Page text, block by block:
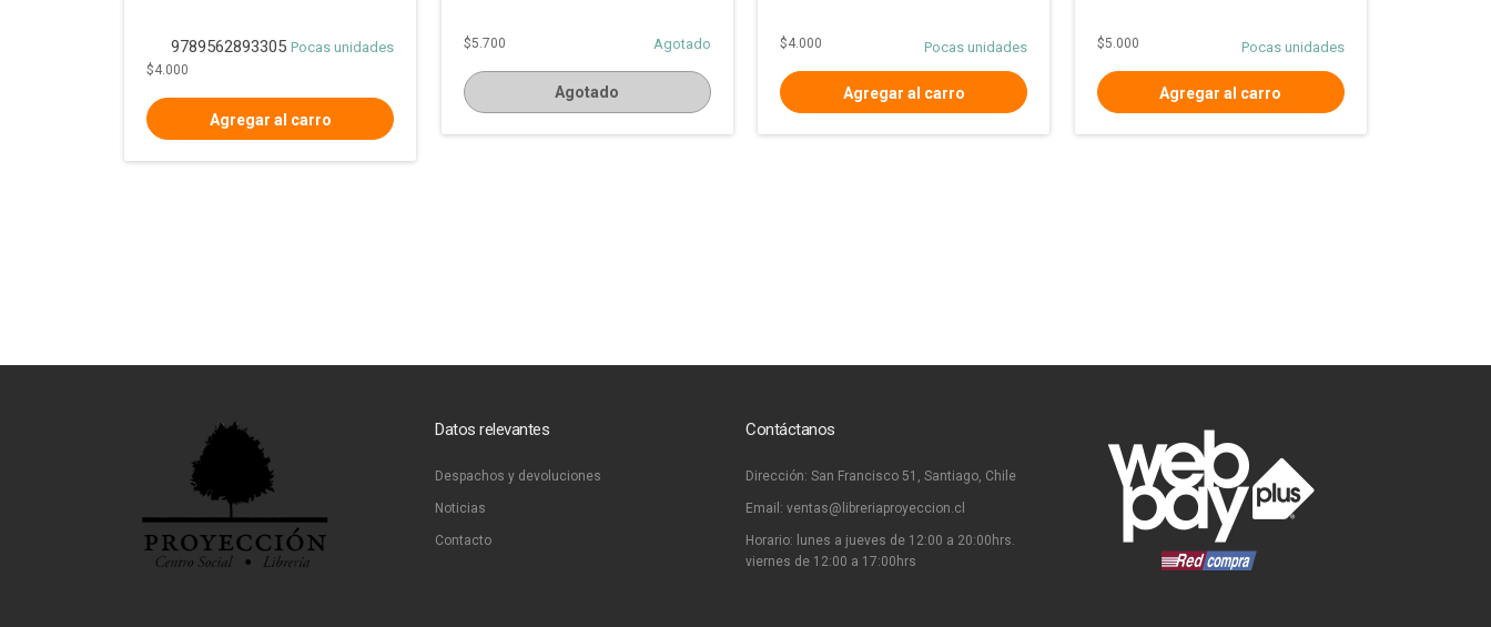
9789562893305 Pocas unidades
$4.000
Agotado
$5.700
Agotado
Pocas unidades
$4.000 Pocas unidades
$5.000
Datos relevantes
Despachos y devoluciones
Noticias
Contacto
Contáctanos
Dirección: San Francisco 51, Santiago, Chile
Email: ventas@libreriaproyeccion.cl
Horario: lunes a jueves de 12:00 a 20:00hrs.
viernes de 12:00 a 17:00hrs